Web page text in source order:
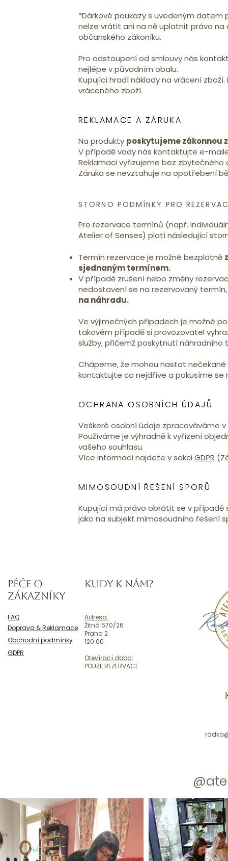
*Dárkové poukazy s uvedeným
nelze vrátit ani na ně uplatnit právo na
občanského zákoníku.
Pro odstoupení od smlouvy nás
nejlépe v původním obalu.
Kupující hradí náklady na vrácení
vráceného zboží.
REKLAMACE A ZÁRUKA
Na produkty poskytujeme zákonnou
V případě vady nás kontaktujte e-
Reklamaci vyřizujeme bez zbytečného
Záruka se nevztahuje na opotřebení
STORNO PODMÍNKY PRO
Pro rezervace termínů (např.
Atelier of Senses) platí následující
Termín rezervace je možné bezplatně
sjednaným termínem.
V případě zrušení nebo změny
nedostavení se na rezervovaný
na náhradu.
Ve výjimečných případech je možné
takovém případě si provozovatel
služby, přičemž poskytnutí
Chápeme, že mohou nastat
kontaktujte co nejdříve a pokusíme se
OCHRANA OSOBNÍCH ÚDAJŮ
Veškeré osobní údaje zpracováváme
Používáme je výhradně k vyřízení
vašeho souhlasu.
Více informací najdete v sekci GDPR
MIMOSOUDNÍ ŘEŠENÍ SPORŮ
Kupující má právo obrátit se v případě
jako na subjekt mimosoudního řešení
PÉČE O
ZÁKAZNÍKY
KUDY K NÁM?
FAQ
Doprava & Reklamace
Obchodní podmínky
GDPR
Adresa:
Žitná 570/26
Praha 2
120 00
Otevírací doba:
POUZE REZERVACE